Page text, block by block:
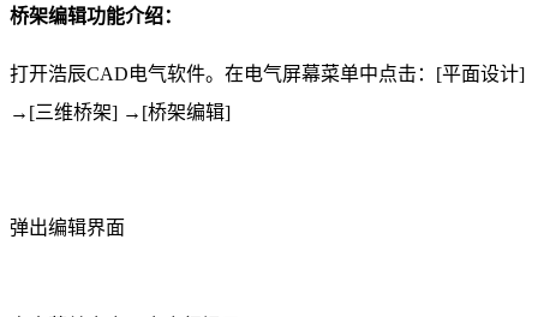
桥架编辑功能介绍：
打开浩辰CAD电气软件。在电气屏幕菜单中点击： [平面设计]
→ [三维桥架] → [桥架编辑]
弹出编辑界面